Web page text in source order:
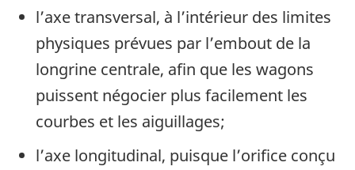
l’axe transversal, à l’intérieur des limites
physiques prévues par l’embout de la
longrine centrale, afin que les wagons
puissent négocier plus facilement les
courbes et les aiguillages;
l’axe longitudinal, puisque l’orifice conçu